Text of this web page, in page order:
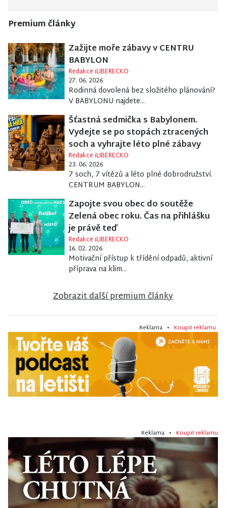
Premium články
Zažijte moře zábavy v CENTRU
BABYLON
Redakce iLIBERECKO
27. 06. 2026
Rodinná dovolená bez složitého plánování?
V BABYLONU najdete...
Šťastná sedmička s Babylonem.
Vydejte se po stopách ztracených
soch a vyhrajte léto plné zábavy
Redakce iLIBERECKO
23. 06. 2026
7 soch, 7 vítězů a léto plné dobrodružství.
CENTRUM BABYLON...
Zapojte svou obec do soutěže
Zelená obec roku. Čas na přihlášku
je právě teď
Redakce iLIBERECKO
16. 02. 2026
Motivační přístup k třídění odpadů, aktivní
příprava na klim...
Zobrazit další premium články
Reklama • Koupit reklamu
Reklama • Koupit reklamu